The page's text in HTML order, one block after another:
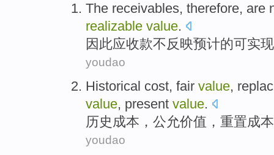
The receivables, therefore, are
realizable value.
因此应收款不反映预计的可实
youdao
Historical cost, fair value,
value, present value.
历史 成本 ， 公允价值 ， 重置成
youdao